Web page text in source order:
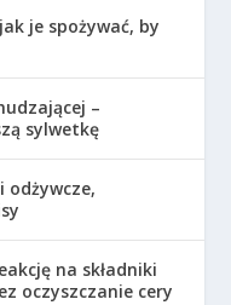
je spożywać, by
–
sylwetkę
odżywcze,
na składniki
oczyszczanie cery